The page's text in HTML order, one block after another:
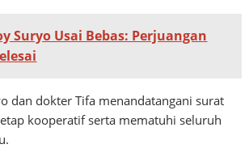
Suryo Usai Bebas: Perjuangan
dan dokter Tifa menandatangani surat
kooperatif serta mematuhi seluruh